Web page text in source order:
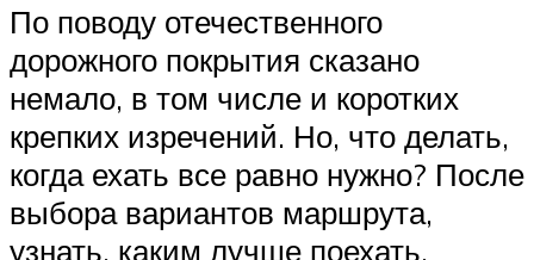
По поводу отечественного
дорожного покрытия сказано
немало, в том числе и коротких
крепких изречений. Но, что делать,
когда ехать все равно нужно? После
выбора вариантов маршрута,
узнать, каким лучше поехать,